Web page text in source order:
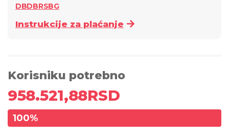
DBDBRSBG
Instrukcije za plaćanje
Korisniku potrebno
958.521,88RSD
100%